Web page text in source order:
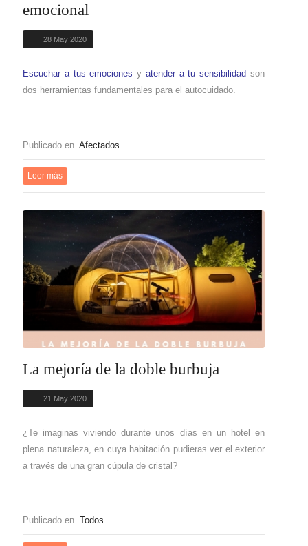
emocional
28 May 2020
Escuchar a tus emociones y atender a tu sensibilidad son
dos herramientas fundamentales para el autocuidado.
Publicado en Afectados
Leer más
La mejoría de la doble burbuja
21 May 2020
¿Te imaginas viviendo durante unos días en un hotel en
plena naturaleza, en cuya habitación pudieras ver el exterior
a través de una gran cúpula de cristal?
Publicado en Todos